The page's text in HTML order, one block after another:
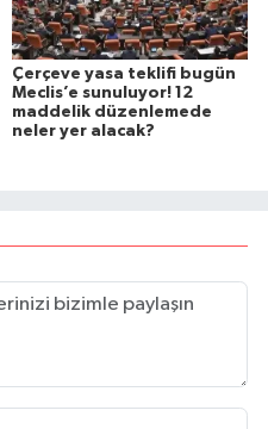
Çerçeve yasa teklifi bugün
Meclis’e sunuluyor! 12
maddelik düzenlemede
neler yer alacak?